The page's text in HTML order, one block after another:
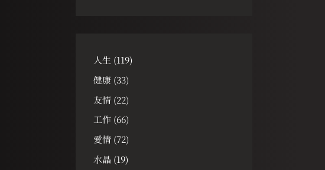
人生 (119)
健康(33)
友情(22)
工作(66)
愛情(72)
水晶 (19)